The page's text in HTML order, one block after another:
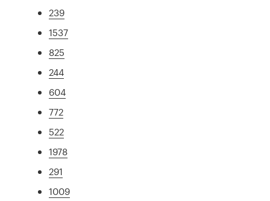
239
1537
825
244
604
772
522
1978
291
1009